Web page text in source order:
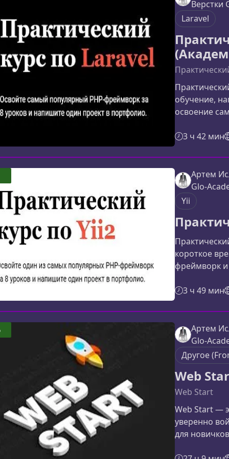
реальный
будет
Верстки
Laravel
обучение,
освоение
уроков вы
и
работе с
3 ч 42 мин
Артем
Glo-
Yii
короткое
фреймворк
проекте. В
корзиной и
тем, кто
навыки
курсеЗа 8
3 ч 49 мин
Артем
Glo-
Другое
Web
Web Start
Web Start —
уверенно
для
основы